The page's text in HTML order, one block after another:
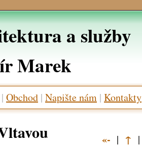
a služby
Marek
| Obchod | Napište nám | Kontakty
«- | ↑ |